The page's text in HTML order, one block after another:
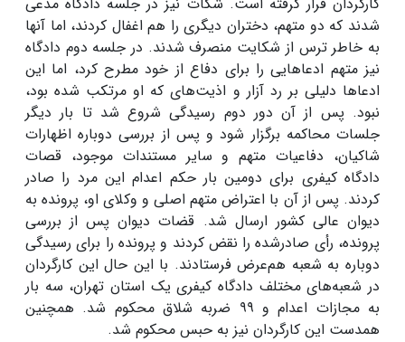
شدند که دو متهم، دختران دیگری را هم اغفال کردند، اما آنها
به خاطر ترس از شکایت منصرف شدند. در جلسه دوم دادگاه
نیز متهم ادعاهایی را برای دفاع از خود مطرح کرد، اما این
ادعاها دلیلی بر رد آزار و اذیت‌های که او مرتکب شده بود،
نبود. پس از آن دور دوم رسیدگی شروع شد تا بار دیگر
جلسات محاکمه برگزار شود و پس از بررسی دوباره اظهارات
شاکیان، دفاعیات متهم و سایر مستندات موجود، قصات
دادگاه کیفری برای دومین بار حکم اعدام این مرد را صادر
کردند. پس از آن با اعتراض متهم اصلی و وکلای او، پرونده به
دیوان عالی کشور ارسال شد. قضات دیوان پس از بررسی
پرونده، رأی صادرشده را نقض کردند و پرونده را برای رسیدگی
دوباره به شعبه هم‌عرض فرستادند. با این حال این کارگردان
در شعبه‌های مختلف دادگاه کیفری یک استان تهران، سه بار
به مجازات اعدام و ۹۹ ضربه شلاق محکوم شد. همچنین
همدست این کارگردان نیز به حبس محکوم شد.